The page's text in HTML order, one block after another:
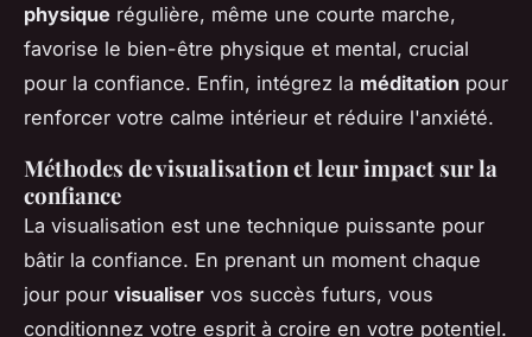
physique régulière, même une courte marche,
favorise le bien-être physique et mental, crucial
pour la confiance. Enfin, intégrez la méditation pour
renforcer votre calme intérieur et réduire l'anxiété.
Méthodes de visualisation et leur impact sur la
confiance
La visualisation est une technique puissante pour
bâtir la confiance. En prenant un moment chaque
jour pour visualiser vos succès futurs, vous
conditionnez votre esprit à croire en votre potentiel.